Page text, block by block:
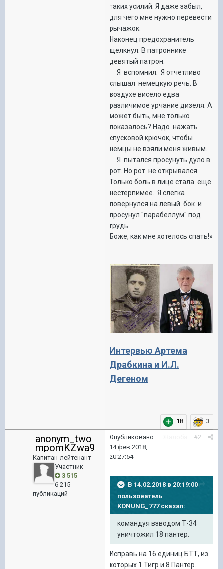
таких усилий. Я даже забыл,
для чего мне нужно перевести
рычажок.
Наконец предохранитель
щелкнул. В патроннике
девятый патрон.
Я вспомнил. Я отчетливо
слышал немецкую речь. В
воздухе висело едва
различимое урчание дизеля. А
может быть, мне только
показалось? Надо нажать
спусковой крючок, чтобы
немцы не взяли меня живым.
Я пытался просунуть дуло в
рот. Но рот не открывался.
Только боль в лице стала еще
нестерпимее. Я слегка
повернулся на левый бок и
просунул "парабеллум" под
грудь.
Боже, как мне хотелось спать!»
Интервью Артема
Драбкина и И.Л.
Дегеном
18 3
anonym_two
mpomKZwa9
Капитан-лейтенант
Участник
3 515
6 215
публикаций
#2
Опубликовано:
14 фев 2018,
20:27:54
В 14.02.2018 в 20:19:00
пользователь
KONUNG_777сказал:
командуя взводом Т-34
уничтожил 18 пантер.
Исправь на 16 единиц БТТ, из
которых 1 Тигр и 8 Пантер.